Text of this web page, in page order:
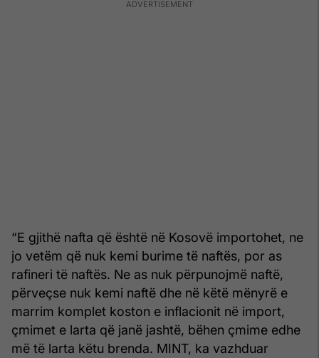
“E gjithë nafta që është në Kosovë importohet, ne
jo vetëm që nuk kemi burime të naftës, por as
rafineri të naftës. Ne as nuk përpunojmë naftë,
përveçse nuk kemi naftë dhe në këtë mënyrë e
marrim komplet koston e inflacionit në import,
çmimet e larta që janë jashtë, bëhen çmime edhe
më të larta këtu brenda. MINT, ka vazhduar